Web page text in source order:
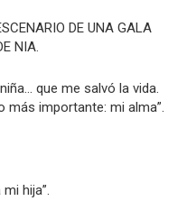
DE UNA GALA
NIA.
que me salvó la vida.
más importante: mi alma”.
hija”.